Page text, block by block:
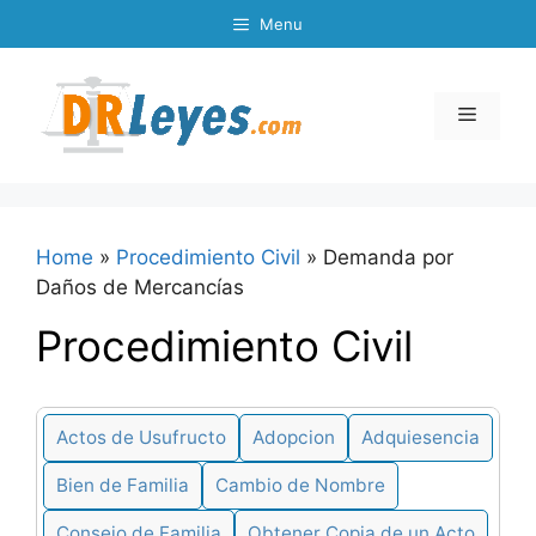
to
Menu
Menu
Home » Procedimiento Civil » Demanda por
Daños de Mercancías
Procedimiento Civil
Actos de Usufructo Adopcion Adquiesencia
Bien de Familia Cambio de Nombre